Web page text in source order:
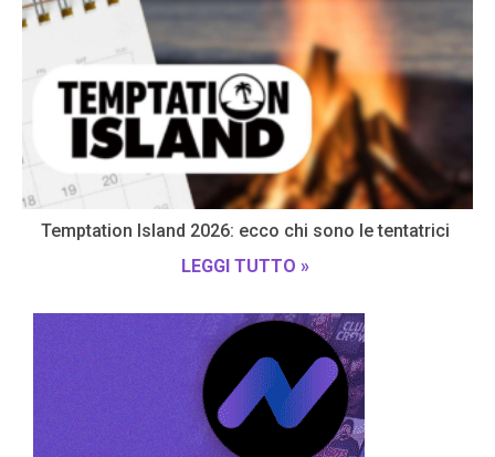
Temptation Island 2026: ecco chi sono le tentatrici
LEGGI TUTTO »